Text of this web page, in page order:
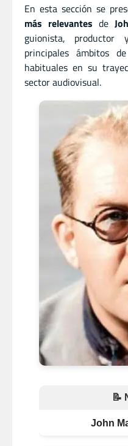
En esta sección se
más relevantes de
guionista, productor
principales ámbitos
habituales en su
sector audiovisual.
📝
John